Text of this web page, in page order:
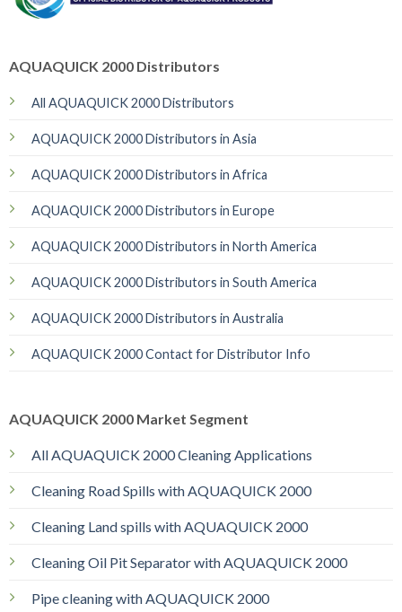
AQUAQUICK 2000 Distributors
All AQUAQUICK 2000 Distributors
AQUAQUICK 2000 Distributors in Asia
AQUAQUICK 2000 Distributors in Africa
AQUAQUICK 2000 Distributors in Europe
AQUAQUICK 2000 Distributors in North America
AQUAQUICK 2000 Distributors in South America
AQUAQUICK 2000 Distributors in Australia
AQUAQUICK 2000 Contact for Distributor Info
AQUAQUICK 2000 Market Segment
All AQUAQUICK 2000 Cleaning Applications
Cleaning Road Spills with AQUAQUICK 2000
Cleaning Land spills with AQUAQUICK 2000
Cleaning Oil Pit Separator with AQUAQUICK 2000
Pipe cleaning with AQUAQUICK 2000